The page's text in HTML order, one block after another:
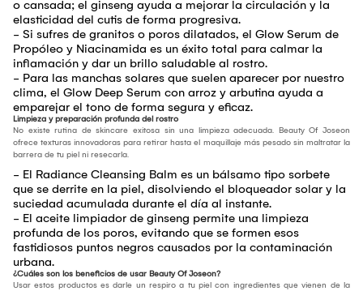
o cansada; el ginseng ayuda a mejorar la circulación y la
elasticidad del cutis de forma progresiva.
- Si sufres de granitos o poros dilatados, el Glow Serum de
Propóleo y Niacinamida es un éxito total para calmar la
inflamación y dar un brillo saludable al rostro.
- Para las manchas solares que suelen aparecer por nuestro
clima, el Glow Deep Serum con arroz y arbutina ayuda a
emparejar el tono de forma segura y eficaz.
Limpieza y preparación profunda del rostro
No existe rutina de skincare exitosa sin una limpieza adecuada. Beauty Of Joseon
ofrece texturas innovadoras para retirar hasta el maquillaje más pesado sin maltratar la
barrera de tu piel ni resecarla.
- El Radiance Cleansing Balm es un bálsamo tipo sorbete
que se derrite en la piel, disolviendo el bloqueador solar y la
suciedad acumulada durante el día al instante.
- El aceite limpiador de ginseng permite una limpieza
profunda de los poros, evitando que se formen esos
fastidiosos puntos negros causados por la contaminación
urbana.
¿Cuáles son los beneficios de usar Beauty Of Joseon?
Usar estos productos es darle un respiro a tu piel con ingredientes que vienen de la